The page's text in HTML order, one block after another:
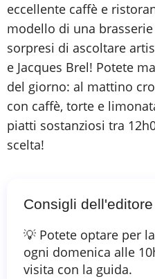
eccellente caffè e
modello di una
sorpresi di ascoltare
e Jacques Brel! Potete
del giorno: al mattino
con caffè, torte e
piatti sostanziosi tra
scelta!
Consigli dell'editore
💡 Potete optare per
ogni domenica alle
visita con la guida.